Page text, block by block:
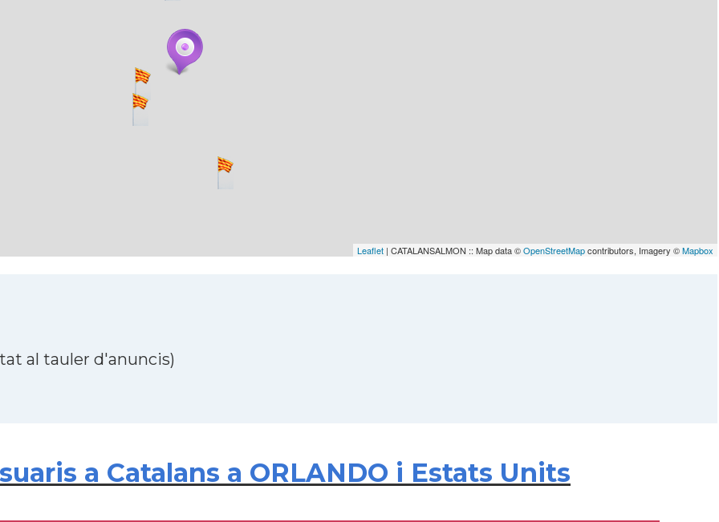
Leaflet | CATALANSALMON :: Map data ©OpenStreetMapcontributors, Imagery ©Mapbox
al tauler d'anuncis)
a Catalans a ORLANDO i Estats Units